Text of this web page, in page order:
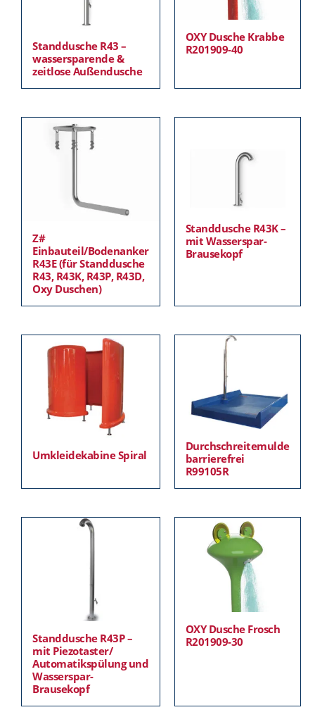
Standdusche R43 –
wassersparende &
zeitlose Außendusche
OXY Dusche Krabbe
R201909-40
Z#
Einbauteil/Bodenanker
R43E (für Standdusche
R43, R43K, R43P, R43D,
Oxy Duschen)
Standdusche R43K –
mit Wasserspar-
Brausekopf
Umkleidekabine Spiral
Durchschreitemulde
barrierefrei
R99105R
Standdusche R43P –
mit Piezotaster/
Automatikspülung und
Wasserspar-
Brausekopf
OXY Dusche Frosch
R201909-30